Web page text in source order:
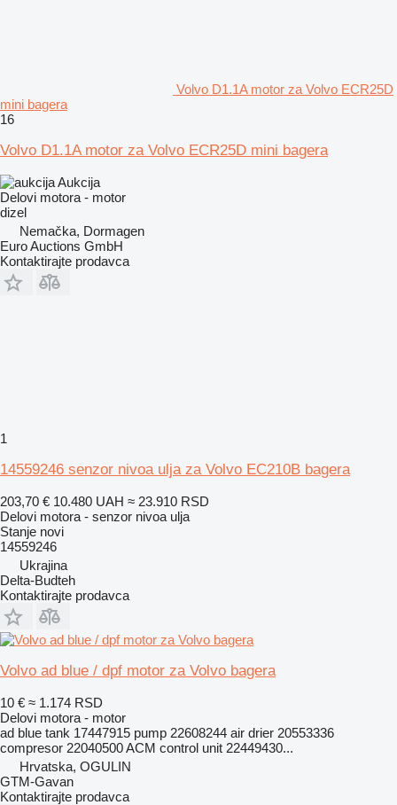
Volvo D1.1A motor za Volvo ECR25D
mini bagera
16
Volvo D1.1A motor za Volvo ECR25D mini bagera
Aukcija
Delovi motora - motor
dizel
Nemačka, Dormagen
Euro Auctions GmbH
Kontaktirajte prodavca
1
14559246 senzor nivoa ulja za Volvo EC210B bagera
203,70 € 10.480 UAH ≈ 23.910 RSD
Delovi motora - senzor nivoa ulja
Stanje novi
14559246
Ukrajina
Delta-Budteh
Kontaktirajte prodavca
Volvo ad blue / dpf motor za Volvo bagera
10 € ≈ 1.174 RSD
Delovi motora - motor
ad blue tank 17447915 pump 22608244 air drier 20553336
compresor 22040500 ACM control unit 22449430...
Hrvatska, OGULIN
GTM-Gavan
Kontaktirajte prodavca